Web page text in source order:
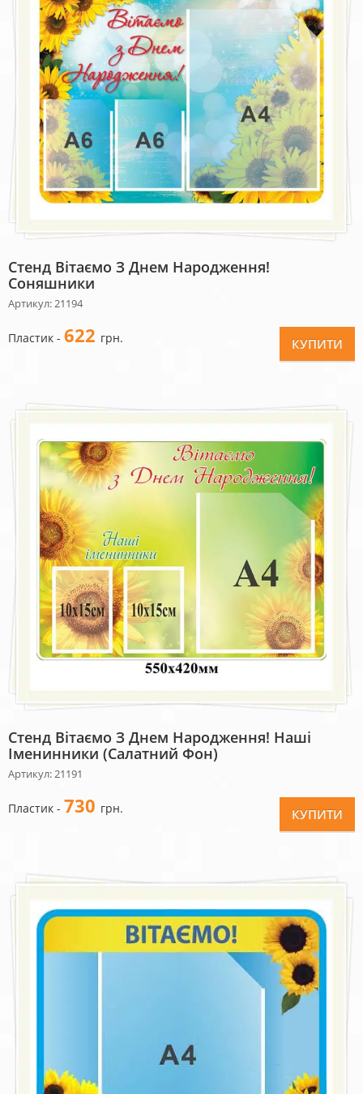
Стенд Вітаємо З Днем Народження!
Соняшники
Артикул: 21194
Пластик - 622 грн. КУПИТИ
Стенд Вітаємо З Днем Народження! Наші
Іменинники (салатний Фон)
Артикул: 21191
Пластик - 730 грн. КУПИТИ